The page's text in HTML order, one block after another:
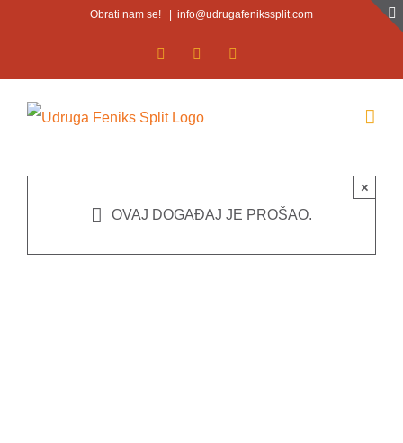
content
Obrati nam se! info@udrugafenikssplit.com
FacebookFacebook
OVAJ DOGAĐAJ JE PROŠAO.
×